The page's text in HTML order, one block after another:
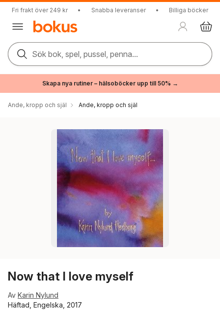
Fri frakt över 249 kr • Snabba leveranser • Billiga böcker
Sök bok, spel, pussel, penna...
Skapa nya rutiner – hälsoböcker upp till 50% →
Ande, kropp och själ Ande, kropp och själ
Now that I love myself
Av Karin Nylund
Häftad, Engelska, 2017